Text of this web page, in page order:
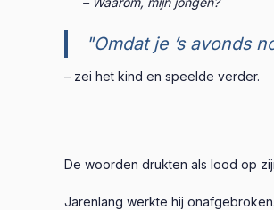
"Omdat je ’s avonds
– zei het kind en speelde verder.
De woorden drukten als lood op
Jarenlang werkte hij